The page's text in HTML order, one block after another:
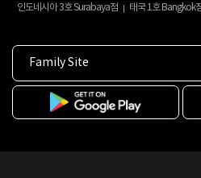
인도네시아 3호 Surabaya점
태국 1호 Bangkok
Family Site